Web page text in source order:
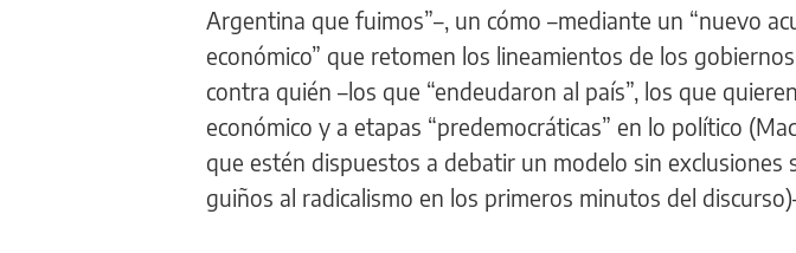
Argentina que fuimos”–, un cómo –mediante un “nuevo
económico” que retomen los lineamientos de los
contra quién –los que “endeudaron al país”, los que
económico y a etapas “predemocráticas” en lo político
que estén dispuestos a debatir un modelo sin exclusiones
guiños al radicalismo en los primeros minutos del